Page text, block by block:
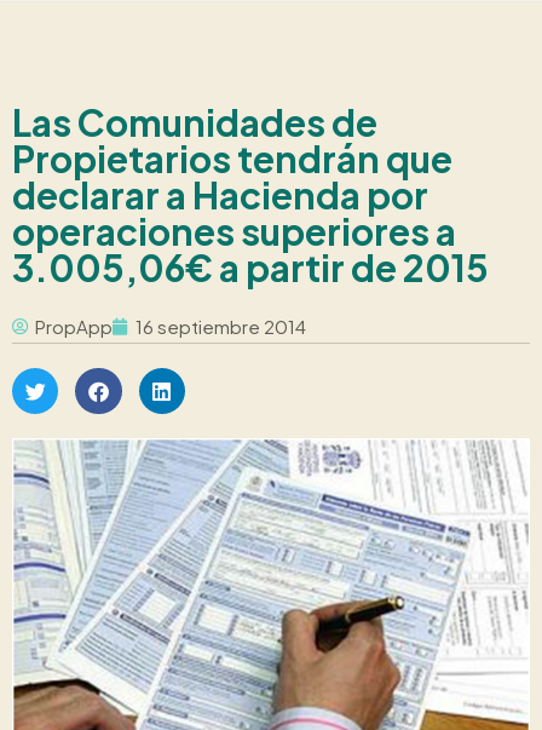
Las Comunidades de
Propietarios tendrán que
declarar a Hacienda por
operaciones superiores a
3.005,06€ a partir de 2015
PropApp 16 septiembre 2014